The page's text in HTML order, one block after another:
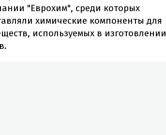
"Еврохим", среди которых
химические компоненты для
используемых в изготовлении